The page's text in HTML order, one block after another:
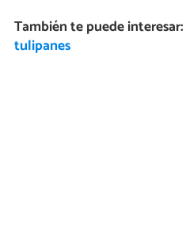
También te puede interesar:
tulipanes